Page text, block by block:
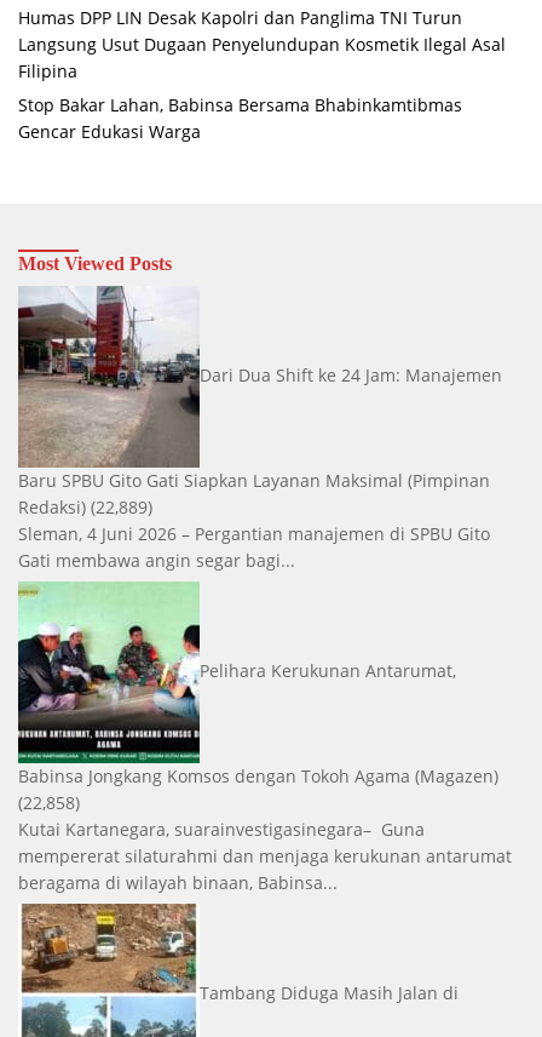
Humas DPP LIN Desak Kapolri dan Panglima TNI Turun
Langsung Usut Dugaan Penyelundupan Kosmetik Ilegal Asal
Filipina
Stop Bakar Lahan, Babinsa Bersama Bhabinkamtibmas
Gencar Edukasi Warga
Most Viewed Posts
Dari Dua Shift ke 24 Jam: Manajemen
Baru SPBU Gito Gati Siapkan Layanan Maksimal (Pimpinan
Redaksi) (22,889)
Sleman, 4 Juni 2026 – Pergantian manajemen di SPBU Gito
Gati membawa angin segar bagi...
Pelihara Kerukunan Antarumat,
Babinsa Jongkang Komsos dengan Tokoh Agama (Magazen)
(22,858)
Kutai Kartanegara, suarainvestigasinegara– Guna
mempererat silaturahmi dan menjaga kerukunan antarumat
beragama di wilayah binaan, Babinsa...
Tambang Diduga Masih Jalan di